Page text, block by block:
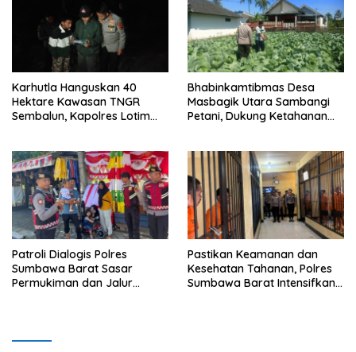
Karhutla Hanguskan 40
Hektare Kawasan TNGR
Sembalun, Kapolres Lotim
Bhabinkamtibmas Desa
Masbagik Utara Sambangi
Petani, Dukung Ketahanan
Patroli Dialogis Polres
Sumbawa Barat Sasar
Permukiman dan Jalur
Pastikan Keamanan dan
Kesehatan Tahanan, Polres
Sumbawa Barat Intensifkan